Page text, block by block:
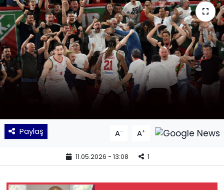
Paylaş A- A+
11.05.2026 - 13:08 1
SAĞLIK
Siyaset
SPOR
TEKNOLOJİ
Yaşam